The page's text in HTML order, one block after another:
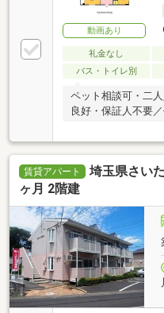
動画あり
礼金なし
バス・トイレ別
ペット相談可・二
良好・保証人不要
賃貸アパート
埼玉県さい
ヶ月 2階建